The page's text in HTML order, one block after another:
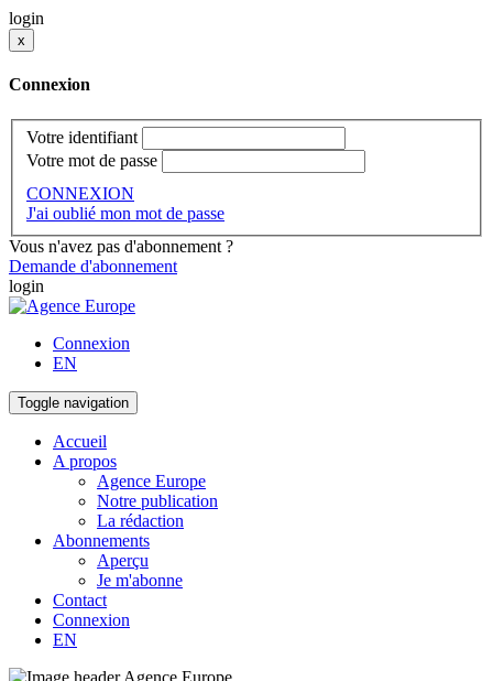
login
x
Connexion
Votre identifiant
Votre mot de passe
CONNEXION
J'ai oublié mon mot de passe
Vous n'avez pas d'abonnement ?
Demande d'abonnement
login
Connexion
EN
Toggle navigation
Accueil
A propos
Agence Europe
Notre publication
La rédaction
Abonnements
Aperçu
Je m'abonne
Contact
Connexion
EN